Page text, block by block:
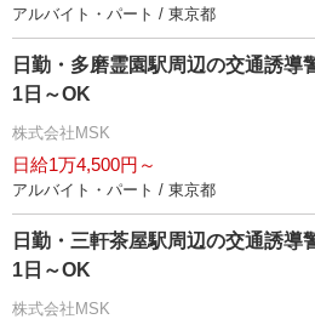
アルバイト・パート / 東京都
日勤・多磨霊園駅周辺の交通誘導
1日～OK
株式会社MSK
日給1万4,500円～
アルバイト・パート / 東京都
日勤・三軒茶屋駅周辺の交通誘導
1日～OK
株式会社MSK